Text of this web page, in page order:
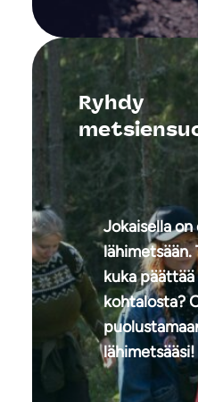
Ryhdy
Jokaisella on
lähimetsään.
kuka
kohtalosta?
lähimetsääsi!